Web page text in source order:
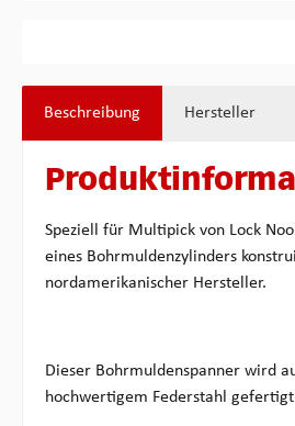
Beschreibung Hersteller
Speziell für Multipick von Lock
eines Bohrmuldenzylinders
nordamerikanischer Hersteller.
Dieser Bohrmuldenspanner wird
hochwertigem Federstahl